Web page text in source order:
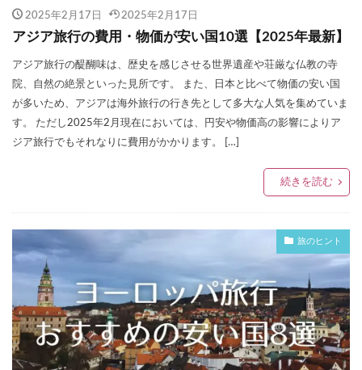
2025年2月17日 2025年2月17日
アジア旅行の費用・物価が安い国10選【2025年最新】
アジア旅行の醍醐味は、歴史を感じさせる世界遺産や荘厳な仏教の寺
院、自然の絶景といった見所です。 また、日本と比べて物価の安い国
が多いため、アジアは海外旅行の行き先として多大な人気を集めていま
す。 ただし2025年2月現在においては、円安や物価高の影響によりア
ジア旅行でもそれなりに費用がかかります。 […]
続きを読む
旅のヒント